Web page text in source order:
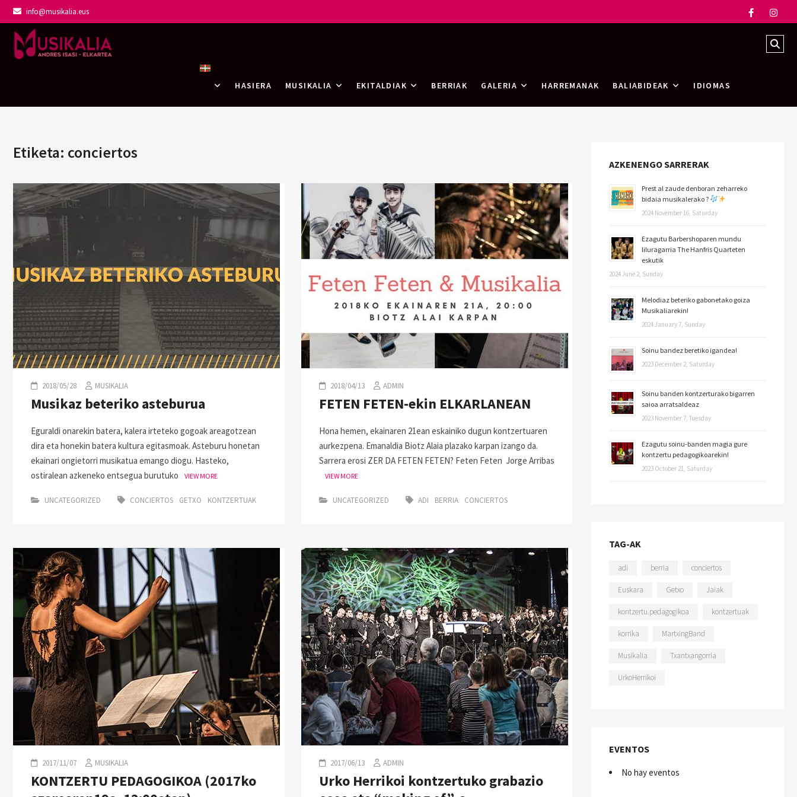
info@musikalia.eus
HASIERA MUSIKALIA EKITALDIAK BERRIAK GALERIA HARREMANAK BALIABIDEAK IDIOMAS
Etiketa: conciertos
2018/05/28 MUSIKALIA
Musikaz beteriko asteburua
Eguraldi onarekin batera, kalera irteteko gogoak areagotzean
dira eta honekin batera kultura egitasmoak. Asteburu honetan
ekainari ongietorri musikatua emango diogu. Hasteko,
ostiralean azkeneko entsegua burutuko
VIEW MORE
UNCATEGORIZED CONCIERTOS GETXO KONTZERTUAK
2018/04/13 ADMIN
FETEN FETEN-ekin ELKARLANEAN
Hona hemen, ekainaren 21ean eskainiko dugun kontzertuaren
aurkezpena. Emanaldia Biotz Alaia plazako karpan izango da.
Sarrera erosi ZER DA FETEN FETEN? Feten Feten Jorge Arribas
VIEW MORE
UNCATEGORIZED ADI BERRIA CONCIERTOS
2017/11/07 MUSIKALIA
KONTZERTU PEDAGOGIKOA (2017ko
2017/06/13 ADMIN
Urko Herrikoi kontzertuko grabazio
AZKENENGO SARRERAK
Prest al zaude denboran zeharreko
bidaia musikalerako ?
2024 November 16, Saturday
Ezagutu Barbershoparen mundu
liluragarria The Hanfris Quarteten
eskutik
2024 June 2, Sunday
Melodiaz beteriko gabonetako goiza
Musikaliarekin!
2024 January 7, Sunday
Soinu bandez beretiko igandea!
2023 December 2, Saturday
Soinu banden kontzerturako bigarren
saioa arratsaldeaz
2023 November 7, Tuesday
Ezagutu soinu-banden magia gure
kontzertu pedagogikoarekin!
2023 October 21, Saturday
TAG-AK
adi berria conciertos
Euskara Getxo Jaiak
kontzertu.pedagogikoa kontzertuak
korrika MartxingBand
Musikalia Txantxangorria
UrkoHerrikoi
EVENTOS
No hay eventos